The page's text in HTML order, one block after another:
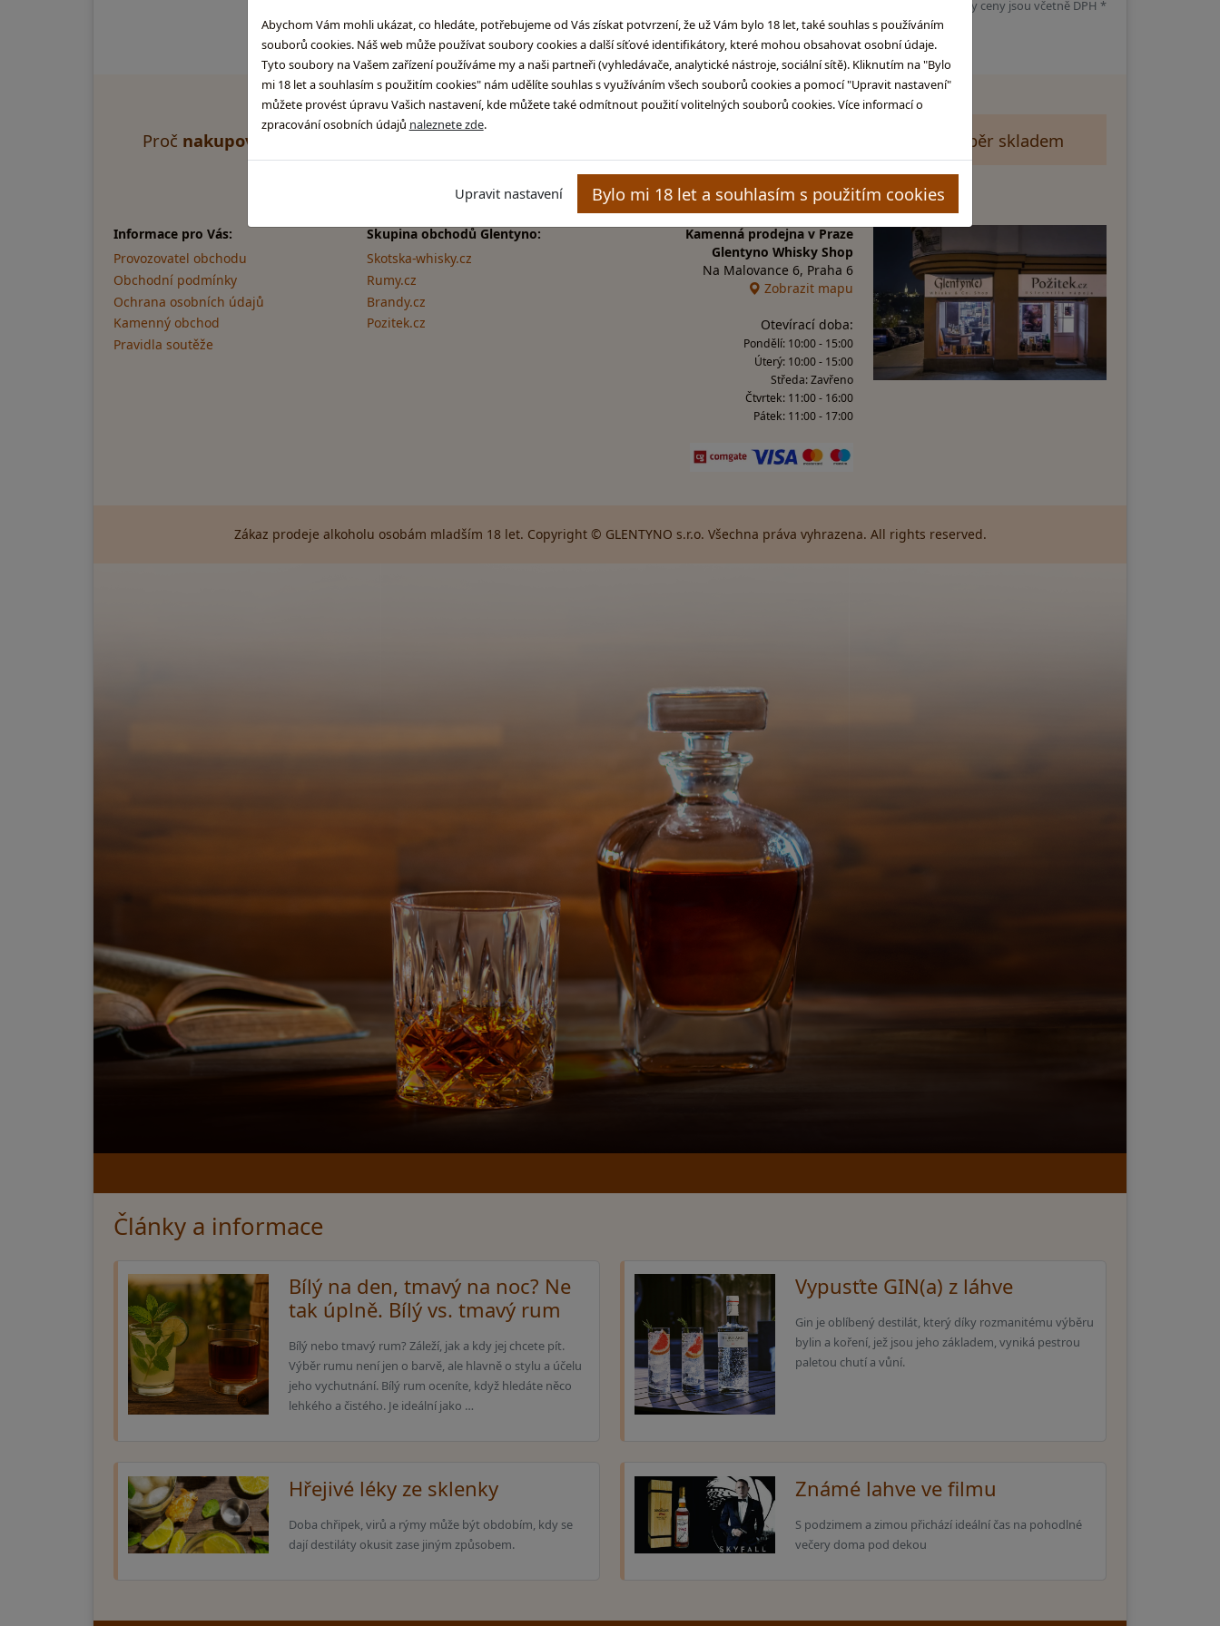
Abychom Vám mohli ukázat, co hledáte, potřebujeme od Vás získat potvrzení, že už Vám bylo 18 let, také souhlas s používáním
souborů cookies. Náš web může používat soubory cookies a další síťové identifikátory, které mohou obsahovat osobní údaje.
Tyto soubory na Vašem zařízení používáme my a naši partneři (vyhledávače, analytické nástroje, sociální sítě). Kliknutím na "Bylo
mi 18 let a souhlasím s použitím cookies" nám udělíte souhlas s využíváním všech souborů cookies a pomocí "Upravit nastavení"
můžete provést úpravu Vašich nastavení, kde můžete také odmítnout použití volitelných souborů cookies. Více informací o
zpracování osobních údajů naleznete zde.
Upravit nastavení Bylo mi 18 let a souhlasím s použitím cookies
Pokud není uvedeno jinak, všechny ceny jsou včetně DPH *
Proč nakupovat u nás Velký výběr skladem
Informace pro Vás:
Provozovatel obchodu
Obchodní podmínky
Ochrana osobních údajů
Kamenný obchod
Pravidla soutěže
Skupina obchodů Glentyno:
Skotska-whisky.cz
Rumy.cz
Brandy.cz
Pozitek.cz
Kamenná prodejna v Praze
Glentyno Whisky Shop
Na Malovance 6, Praha 6
Zobrazit mapu
Otevírací doba:
Pondělí: 10:00 - 15:00
Úterý: 10:00 - 15:00
Středa: Zavřeno
Čtvrtek: 11:00 - 16:00
Pátek: 11:00 - 17:00
Zákaz prodeje alkoholu osobám mladším 18 let. Copyright © GLENTYNO s.r.o. Všechna práva vyhrazena. All rights reserved.
Články a informace
Bílý na den, tmavý na noc? Ne
tak úplně. Bílý vs. tmavý rum
Bílý nebo tmavý rum? Záleží, jak a kdy jej chcete pít.
Výběr rumu není jen o barvě, ale hlavně o stylu a účelu
jeho vychutnání. Bílý rum oceníte, když hledáte něco
lehkého a čistého. Je ideální jako …
Vypusťte GIN(a) z láhve
Gin je oblíbený destilát, který díky rozmanitému výběru
bylin a koření, jež jsou jeho základem, vyniká pestrou
paletou chutí a vůní.
Hřejivé léky ze sklenky
Doba chřipek, virů a rýmy může být obdobím, kdy se
dají destiláty okusit zase jiným způsobem.
Známé lahve ve filmu
S podzimem a zimou přichází ideální čas na pohodlné
večery doma pod dekou